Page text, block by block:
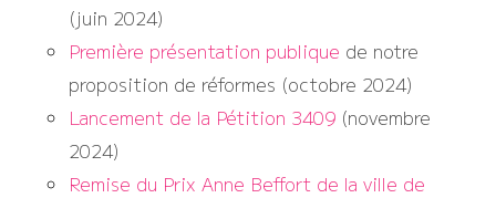
(juin 2024)
Première présentation publique de notre
proposition de réformes (octobre 2024)
Lancement de la Pétition 3409 (novembre
2024)
Remise du Prix Anne Beffort de la ville de